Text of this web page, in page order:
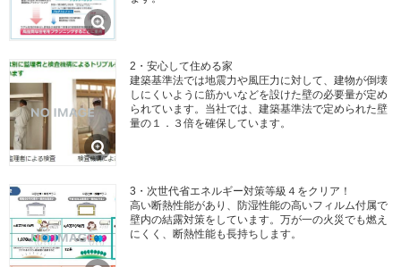
2・安心して住める家
建築基準法では地震力や風圧力に対して、建物が倒壊
しにくいように筋かいなどを設けた壁の必要量が定め
られています。当社では、建築基準法で定められた壁
量の１．３倍を確保しています。
3・次世代省エネルギー対策等級４をクリア！
高い断熱性能があり、防湿性能の高いフィルム付属で
壁内の結露対策をしています。万が一の火災でも燃え
にくく、断熱性能も長持ちします。